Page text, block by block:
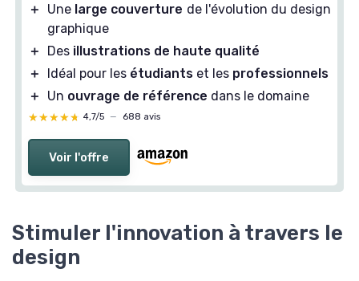
＋ Une large couverture de l'évolution du design
graphique
＋
Des illustrations de haute qualité
＋
Idéal pour les étudiants et les professionnels
＋
Un ouvrage de référence dans le domaine
★★★★★
★★★★★ 4,7/5 — 688 avis
Voir l'offre
Stimuler l'innovation à travers le
design